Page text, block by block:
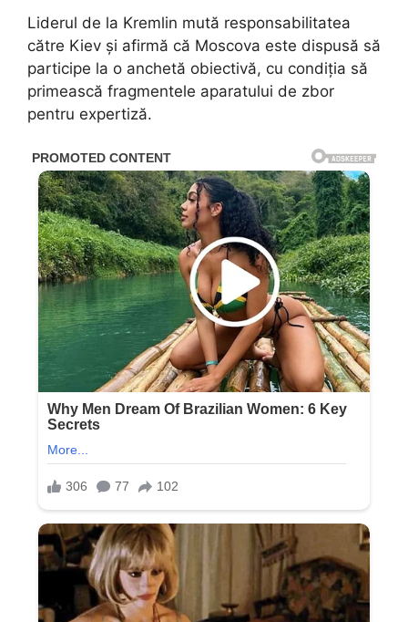
Liderul de la Kremlin mută responsabilitatea
către Kiev și afirmă că Moscova este dispusă să
participe la o anchetă obiectivă, cu condiția să
primească fragmentele aparatului de zbor
pentru expertiză.